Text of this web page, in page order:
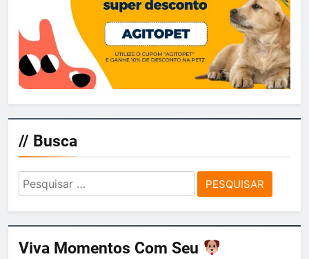
// Busca
Pesquisar
por:
Viva Momentos Com Seu